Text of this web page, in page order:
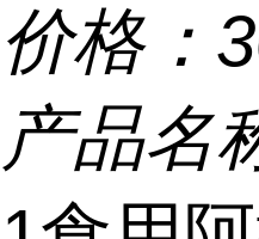
价格：
产品名